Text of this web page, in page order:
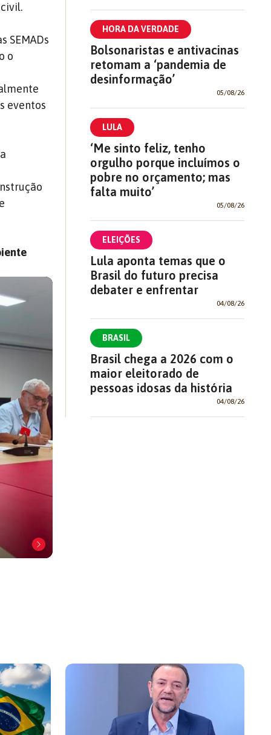
SEMADs
o
eventos
HORA DA VERDADE
Bolsonaristas e antivacinas
retomam a ‘pandemia de
desinformação’
05/08/26
LULA
‘Me sinto feliz, tenho
orgulho porque incluímos o
pobre no orçamento; mas
falta muito’
05/08/26
ELEIÇÕES
Lula aponta temas que o
Brasil do futuro precisa
debater e enfrentar
04/08/26
BRASIL
Brasil chega a 2026 com o
maior eleitorado de
pessoas idosas da história
04/08/26